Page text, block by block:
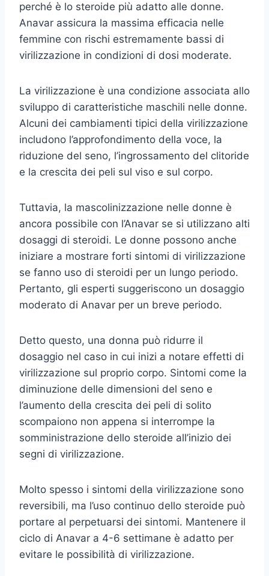
perché è lo steroide più adatto alle donne.
Anavar assicura la massima efficacia nelle
femmine con rischi estremamente bassi di
virilizzazione in condizioni di dosi moderate.
La virilizzazione è una condizione associata allo
sviluppo di caratteristiche maschili nelle donne.
Alcuni dei cambiamenti tipici della virilizzazione
includono l’approfondimento della voce, la
riduzione del seno, l’ingrossamento del clitoride
e la crescita dei peli sul viso e sul corpo.
Tuttavia, la mascolinizzazione nelle donne è
ancora possibile con l’Anavar se si utilizzano alti
dosaggi di steroidi. Le donne possono anche
iniziare a mostrare forti sintomi di virilizzazione
se fanno uso di steroidi per un lungo periodo.
Pertanto, gli esperti suggeriscono un dosaggio
moderato di Anavar per un breve periodo.
Detto questo, una donna può ridurre il
dosaggio nel caso in cui inizi a notare effetti di
virilizzazione sul proprio corpo. Sintomi come la
diminuzione delle dimensioni del seno e
l’aumento della crescita dei peli di solito
scompaiono non appena si interrompe la
somministrazione dello steroide all’inizio dei
segni di virilizzazione.
Molto spesso i sintomi della virilizzazione sono
reversibili, ma l’uso continuo dello steroide può
portare al perpetuarsi dei sintomi. Mantenere il
ciclo di Anavar a 4-6 settimane è adatto per
evitare le possibilità di virilizzazione.